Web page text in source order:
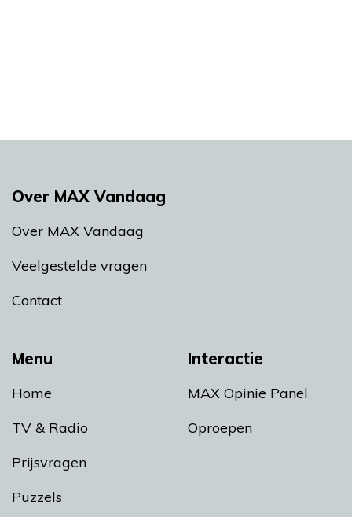
Menu
Home
TV & Radio
Prijsvragen
Puzzels
Interactie
MAX Opinie Panel
Oproepen
Over MAX Vandaag
Over MAX Vandaag
Veelgestelde vragen
Contact